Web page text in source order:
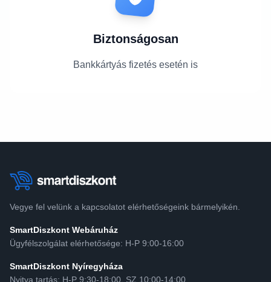
Biztonságosan
Bankkártyás fizetés esetén is
Vegye fel velünk a kapcsolatot elérhetőségeink bármelyikén.
SmartDiszkont Webáruház
Ügyfélszolgálat elérhetősége: H-P 9:00-16:00
SmartDiszkont Nyíregyháza
Nyitva tartás: H-P 9:30-18:00, SZ 10:00-14:00